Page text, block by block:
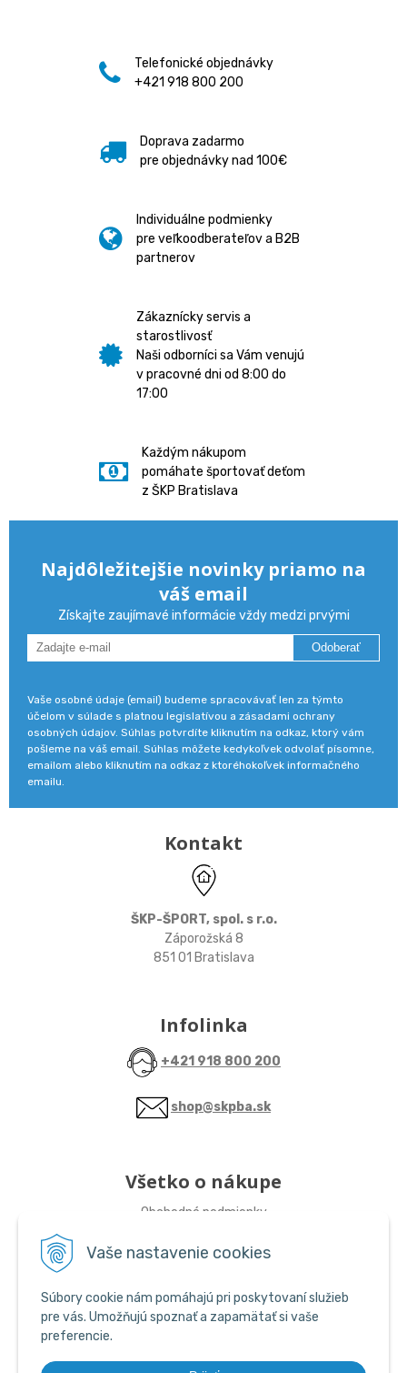
Vaše nastavenie cookies
Súbory cookie nám pomáhajú pri poskytovaní služieb
pre vás. Umožňujú spoznať a zapamätať si vaše
preferencie.
Telefonické objednávky
+421 918 800 200
Doprava zadarmo
pre objednávky nad 100€
Individuálne podmienky
pre veľkoodberateľov a B2B
partnerov
Zákaznícky servis a
starostlivosť
Naši odborníci sa Vám venujú
v pracovné dni od 8:00 do
17:00
Každým nákupom
pomáhate športovať deťom
z ŠKP Bratislava
Najdôležitejšie novinky priamo na
váš email
Získajte zaujímavé informácie vždy medzi prvými
Odoberať
Vaše osobné údaje (email) budeme spracovávať len za týmto
účelom v súlade s platnou legislatívou a zásadami ochrany
osobných údajov. Súhlas potvrdíte kliknutím na odkaz, ktorý vám
pošleme na váš email. Súhlas môžete kedykoľvek odvolať písomne,
emailom alebo kliknutím na odkaz z ktoréhokoľvek informačného
emailu.
Kontakt
ŠKP-ŠPORT, spol. s r.o.
Záporožská 8
851 01 Bratislava
Infolinka
+421 918 800 200
shop@skpba.sk
Všetko o nákupe
Obchodné podmienky
Sledujte nás
ŠKP-SHOP